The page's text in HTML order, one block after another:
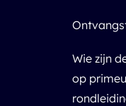
Wie zijn
op